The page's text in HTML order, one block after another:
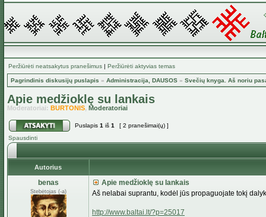
Peržiūrėti neatsakytus pranešimus | Peržiūrėti aktyvias temas
Pagrindinis diskusijų puslapis » Administracija, DAUSOS » Svečių knyga. Aš noriu
Apie medžioklę su lankais
Moderatoriai: BURTONIS, Moderatoriai
Puslapis 1 iš 1
[ 2 pranešimai(ų) ]
Spausdinti
Autorius
benas
Stebėtojas (-a)
Apie medžioklę su lankais
Aš nelabai suprantu, kodėl jūs propaguojate tokį
http://www.baltai.lt/?p=25017